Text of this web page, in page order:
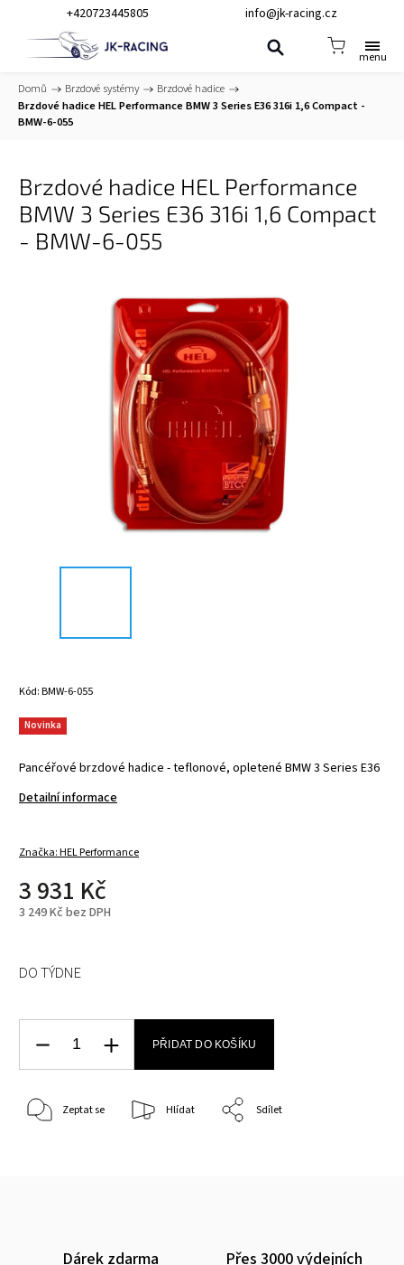
+420723445805 info@jk-racing.cz
Domů / Brzdové systémy / Brzdové hadice /
Brzdové hadice HEL Performance BMW 3 Series E36 316i 1,6 Compact -
BMW-6-055
Brzdové hadice HEL Performance
BMW 3 Series E36 316i 1,6 Compact
- BMW-6-055
Kód:BMW-6-055
Pancéřové brzdové hadice - teflonové, opletené BMW 3 Series E36
Detailní informace
Novinka
Značka:HEL Performance
3 931 Kč
3 249 Kč bez DPH
DO TÝDNE
PŘIDAT DO KOŠÍKU
Zeptat se Hlídat Sdílet
Dárek zdarma
Přes 3000 výdejních